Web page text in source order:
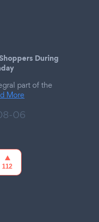
During
part of the
More
06